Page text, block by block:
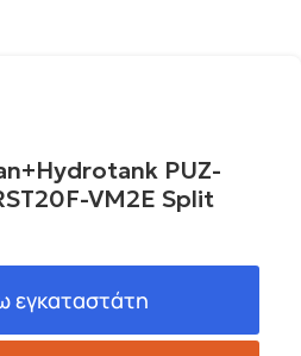
PUZ-
VM2E Split
εγκαταστάτη